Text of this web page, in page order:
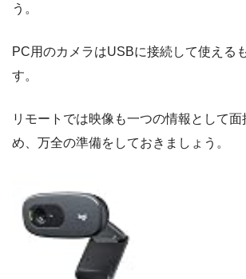
う。
PC用のカメラはUSBに接続して使える
す。
リモートでは映像も一つの情報として面
め、万全の準備をしておきましょう。